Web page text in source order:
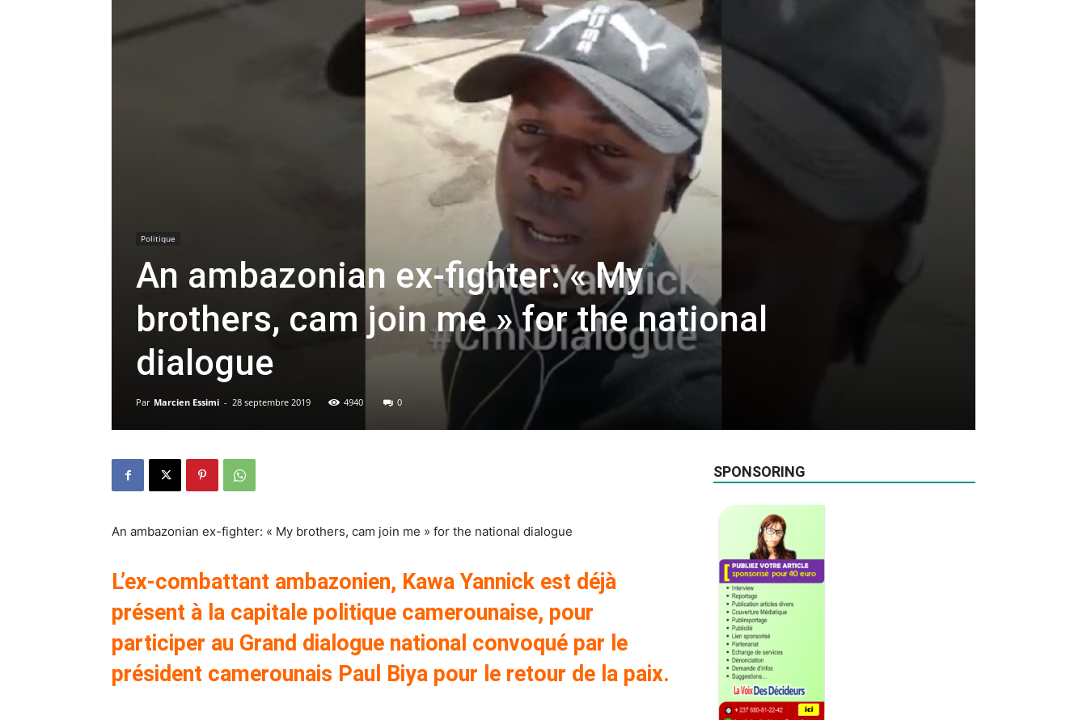
Politique
An ambazonian ex-fighter: « My
brothers, cam join me » for the national
dialogue
Par Marcien Essimi - 28 septembre 2019 4940 0
An ambazonian ex-fighter: « My brothers, cam join me » for the national dialogue
L’ex-combattant ambazonien, Kawa Yannick est déjà
présent à la capitale politique camerounaise, pour
participer au Grand dialogue national convoqué par le
président camerounais Paul Biya pour le retour de la paix.
SPONSORING